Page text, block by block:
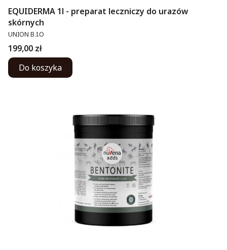
EQUIDERMA 1l - preparat leczniczy do urazów
skórnych
PRODUCENT
UNION B.I.O
Cena
199,00 zł
Do koszyka